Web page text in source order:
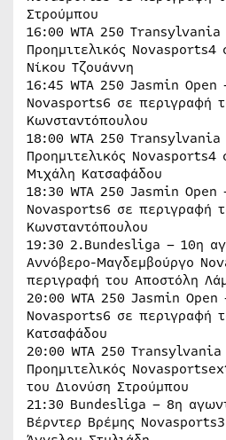
Στρούμπου
16:00 WTA 250 Transylvania
Προημιτελικός Novasports4
Νίκου Τζουάννη
16:45 WTA 250 Jasmin Open
Novasports6 σε περιγραφή
Κωνσταντόπουλου
18:00 WTA 250 Transylvania
Προημιτελικός Novasports4
Μιχάλη Κατσαφάδου
18:30 WTA 250 Jasmin Open
Novasports6 σε περιγραφή
Κωνσταντόπουλου
19:30 2.Bundesliga – 10η
Αννόβερο-Μαγδεμβούργο
περιγραφή του Αποστόλη
20:00 WTA 250 Jasmin Open
Novasports6 σε περιγραφή
Κατσαφάδου
20:00 WTA 250 Transylvania
Προημιτελικός
του Διονύση Στρούμπου
21:30 Bundesliga – 8η
Βέρντερ Βρέμης